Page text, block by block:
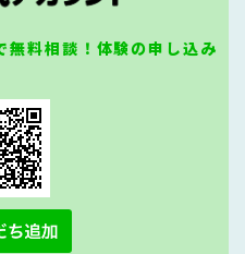
無料相談！体験の申し込み